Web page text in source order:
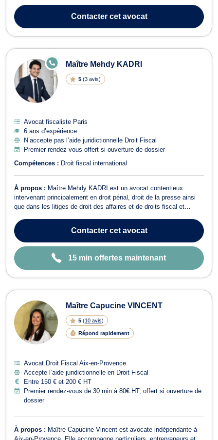
dossiers les plus graves. J'ai donc plaidé dans de très gros
dossiers terroristes et crim...
Contactercet avocat
Maître Mehdy KADRI
5 (3 avis)
E
N
LI
E
Avocat fiscaliste Paris
6 ans d’expérience
N’accepte pas l’aide juridictionnelle Droit Fiscal
Premier rendez-vous offert si ouverture de dossier
Compétences : Droit fiscal international
À propos : Maître Mehdy KADRI est un avocat contentieux
intervenant principalement en droit pénal, droit de la presse ainsi
que dans les litiges de droit des affaires et de droits fiscal et
qualités de prévenus, d'accusés ou de victimes d'infraction devant
toutes les juri...
Contactercet avocat
15 min offertes maintenant
Maître Capucine VINCENT
5 (10 avis)
Répond rapidement
Avocat Droit Fiscal Aix-en-Provence
Accepte l’aide juridictionnelle en Droit Fiscal
Entre 150 € et 200 € HT
Premier rendez-vous de 30 min à 80€ HT, offert si ouverture de
dossier
À propos : Maître Capucine Vincent est avocate indépendante à